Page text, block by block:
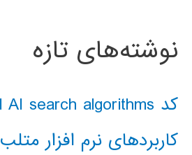
نوشته‌های تازه
کد classical AI search algorithms
کاربردهای نرم افزار متلب